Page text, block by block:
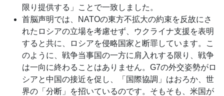
限り提供する」ことで一致しました。
首脳声明では、NATOの東方不拡大の約束を反故にさ
れたロシアの立場を考慮せず、ウクライナ支援を表明
すると共に、ロシアを侵略国家と断罪しています。こ
のように、戦争当事国の一方に肩入れする限り、戦争
は一向に終わることはありません。G7の外交姿勢がロ
シアと中国の接近を促し、「国際協調」はおろか、世
界の「分断」を招いているのです。そもそも、米国が